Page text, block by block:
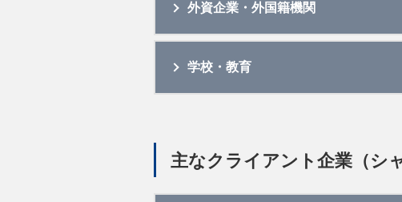
外資企業・外国籍機関
学校・教育
主なクライアント企業（シ